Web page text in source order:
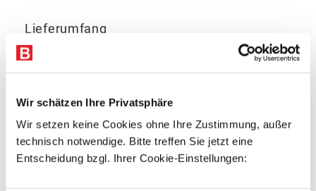
Wir schätzen Ihre Privatsphäre
Wir setzen keine Cookies ohne Ihre Zustimmung, außer
technisch notwendige. Bitte treffen Sie jetzt eine
Entscheidung bzgl. Ihrer Cookie-Einstellungen:
Lieferumfang
Rahmen 6.500 x 1.100 mm (HxT): 5 Stk.
Auflageträger 2.700 mm: 32 Stk.
Bodenanker
Rahmen